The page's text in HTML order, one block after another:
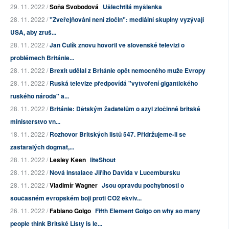
29. 11. 2022 /Soňa Svobodová Ušlechtilá myšlenka
28. 11. 2022 /"Zveřejňování není zločin": mediální skupiny vyzývají
USA, aby zruš...
28. 11. 2022 /Jan Čulík znovu hovořil ve slovenské televizi o
problémech Británie...
28. 11. 2022 /Brexit udělal z Británie opět nemocného muže Evropy
28. 11. 2022 /Ruská televize předpovídá "vytvoření gigantického
ruského národa" a...
28. 11. 2022 /Británie: Dětským žadatelům o azyl zločinné britské
ministerstvo vn...
18. 11. 2022 /Rozhovor Britských listů 547. Přidržujeme-li se
zastaralých dogmat,...
28. 11. 2022 /Lesley Keen liteShout
28. 11. 2022 /Nová instalace Jiřího Davida v Lucembursku
28. 11. 2022 /Vladimír Wagner Jsou opravdu pochybnosti o
současném evropském boji proti CO2 ekviv...
26. 11. 2022 /Fabiano Golgo Fifth Element Golgo on why so many
people think Britské Listy is le...